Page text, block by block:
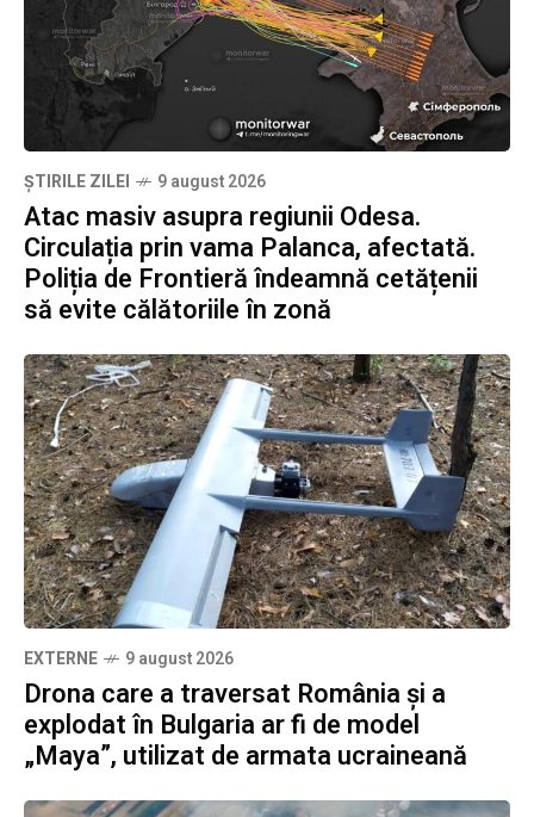
ȘTIRILE ZILEI 9 august 2026
Atac masiv asupra regiunii Odesa.
Circulația prin vama Palanca, afectată.
Poliția de Frontieră îndeamnă cetățenii
să evite călătoriile în zonă
EXTERNE 9 august 2026
Drona care a traversat România și a
explodat în Bulgaria ar fi de model
„Maya”, utilizat de armata ucraineană